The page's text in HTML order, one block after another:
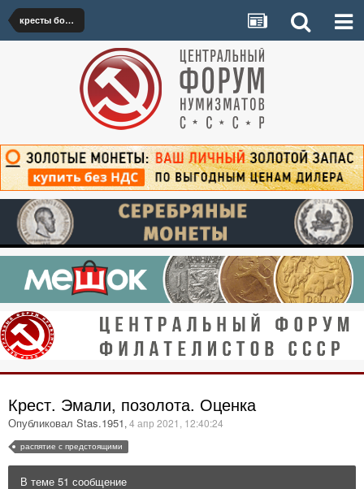
кресты большие
Крест. Эмали, позолота. Оценка
Опубликовал Stas.1951, 4 апр 2021, 12:40:24
распятие с предстоящими
В теме 51 сообщение